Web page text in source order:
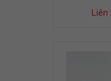
Liên